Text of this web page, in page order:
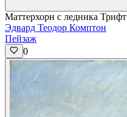
Маттерхорн с ледника Трифт
Эдвард Теодор Комптон
Пейзаж
0